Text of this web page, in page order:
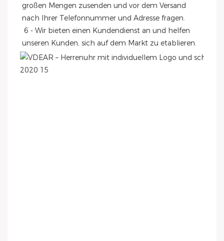
großen Mengen zusenden und vor dem Versand
nach Ihrer Telefonnummer und Adresse fragen.
unseren Kunden, sich auf dem Markt zu etablieren.